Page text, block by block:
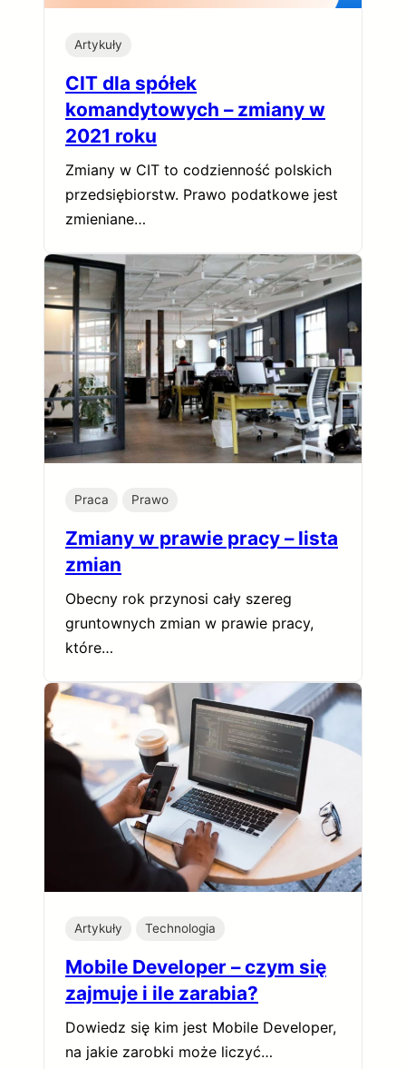
Artykuły
CIT dla spółek
komandytowych – zmiany w
2021 roku
Zmiany w CIT to codzienność polskich
przedsiębiorstw. Prawo podatkowe jest
zmieniane…
Praca Prawo
Zmiany w prawie pracy – lista
zmian
Obecny rok przynosi cały szereg
gruntownych zmian w prawie pracy,
które…
Artykuły Technologia
Mobile Developer – czym się
zajmuje i ile zarabia?
Dowiedz się kim jest Mobile Developer,
na jakie zarobki może liczyć…